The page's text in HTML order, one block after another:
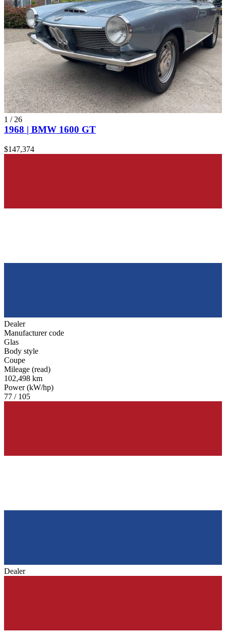
1 / 26
1968 | BMW 1600 GT
$147,374
Dealer
Manufacturer code
Glas
Body style
Coupe
Mileage (read)
102,498 km
Power (kW/hp)
77 / 105
Dealer